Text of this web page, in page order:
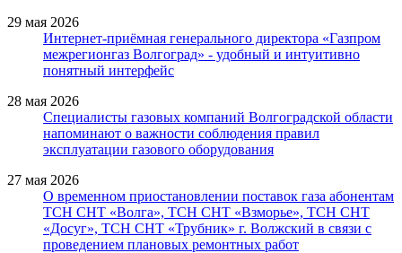
29 мая 2026
Интернет-приёмная генерального директора «Газпром
межрегионгаз Волгоград» - удобный и интуитивно
понятный интерфейс
28 мая 2026
Специалисты газовых компаний Волгоградской области
напоминают о важности соблюдения правил
эксплуатации газового оборудования
27 мая 2026
О временном приостановлении поставок газа абонентам
ТСН СНТ «Волга», ТСН СНТ «Взморье», ТСН СНТ
«Досуг», ТСН СНТ «Трубник» г. Волжский в связи с
проведением плановых ремонтных работ